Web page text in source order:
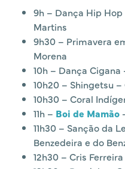
9h – Dança Hip
Martins
9h30 – Primavera
Morena
10h – Dança
10h20 – Shingetsu
10h30 – Coral
11h – Boi de Mamão
11h30 – Sanção da
Benzedeira e do
12h30 – Cris